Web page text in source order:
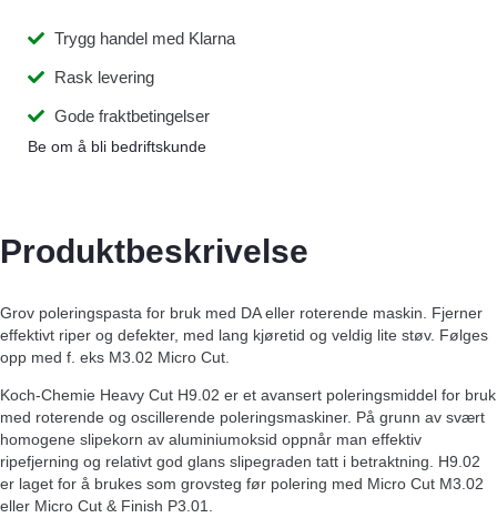
Trygg handel med Klarna
Rask levering
Gode fraktbetingelser
Be om å bli bedriftskunde
Produktbeskrivelse
Grov poleringspasta for bruk med DA eller roterende maskin. Fjerner
effektivt riper og defekter, med lang kjøretid og veldig lite støv. Følges
opp med f. eks M3.02 Micro Cut.
Koch-Chemie Heavy Cut H9.02 er et avansert poleringsmiddel for bruk
med roterende og oscillerende poleringsmaskiner. På grunn av svært
homogene slipekorn av aluminiumoksid oppnår man effektiv
ripefjerning og relativt god glans slipegraden tatt i betraktning. H9.02
er laget for å brukes som grovsteg før polering med Micro Cut M3.02
eller Micro Cut & Finish P3.01.